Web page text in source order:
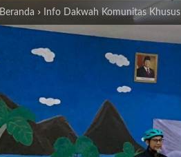
Beranda Info Dakwah Komunitas Khusus